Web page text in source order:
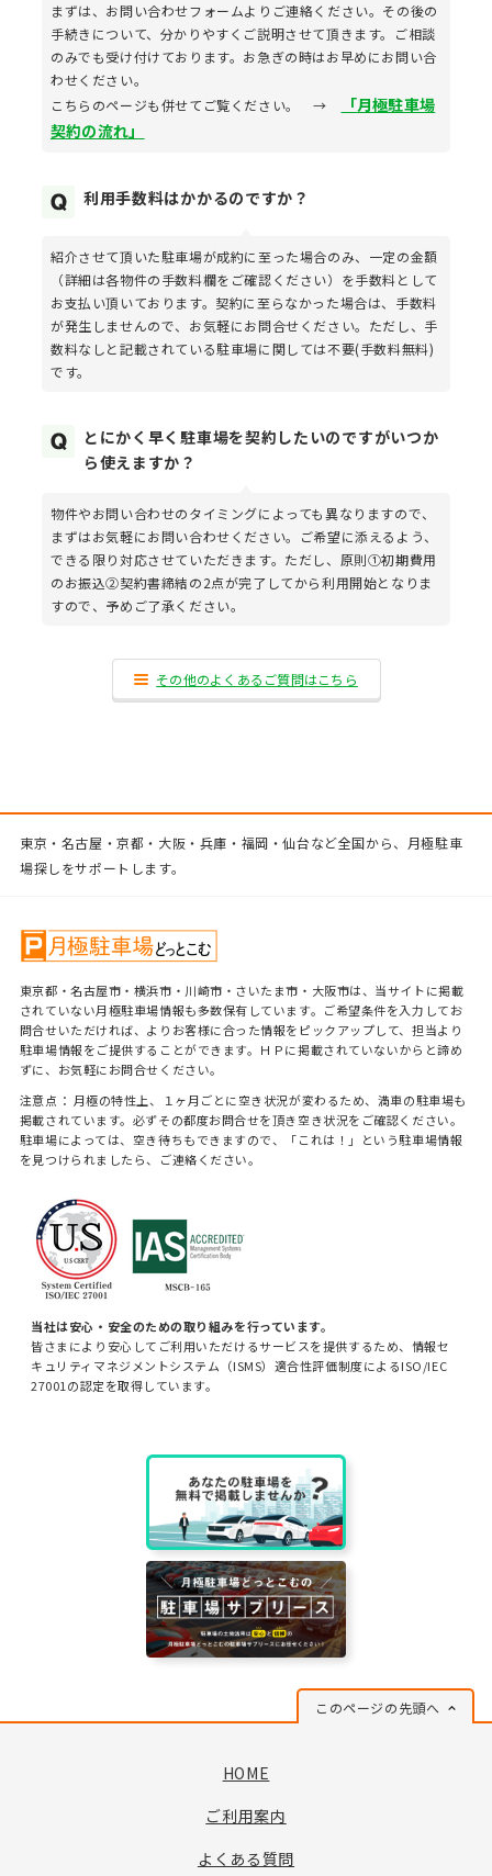
まずは、お問い合わせフォームよりご連絡ください。その後の
手続きについて、分かりやすくご説明させて頂きます。ご相談
のみでも受け付けております。お急ぎの時はお早めにお問い合
わせください。
こちらのページも併せてご覧ください。 →
「月極駐車場
契約の流れ」
利用手数料はかかるのですか？
紹介させて頂いた駐車場が成約に至った場合のみ、一定の金額
（詳細は各物件の手数料欄をご確認ください）を手数料として
お支払い頂いております。契約に至らなかった場合は、手数料
が発生しませんので、お気軽にお問合せください。ただし、手
数料なしと記載されている駐車場に関しては不要(手数料無料)
です。
とにかく早く駐車場を契約したいのですがいつか
ら使えますか？
物件やお問い合わせのタイミングによっても異なりますので、
まずはお気軽にお問い合わせください。ご希望に添えるよう、
できる限り対応させていただきます。ただし、原則①初期費用
のお振込②契約書締結の2点が完了してから利用開始となりま
すので、予めご了承ください。
その他のよくあるご質問はこちら
東京・名古屋・京都・大阪・兵庫・福岡・仙台など全国から、月極駐車
場探しをサポートします。
東京都・名古屋市・横浜市・川崎市・さいたま市・大阪市は、当サイトに掲載
されていない月極駐車場情報も多数保有しています。ご希望条件を入力してお
問合せいただければ、よりお客様に合った情報をピックアップして、担当より
駐車場情報をご提供することができます。ＨＰに掲載されていないからと諦め
ずに、お気軽にお問合せください。
注意点： 月極の特性上、１ヶ月ごとに空き状況が変わるため、満車の駐車場も
掲載されています。必ずその都度お問合せを頂き空き状況をご確認ください。
駐車場によっては、空き待ちもできますので、「これは！」という駐車場情報
を見つけられましたら、ご連絡ください。
当社は安心・安全のための取り組みを行っています。
皆さまにより安心してご利用いただけるサービスを提供するため、情報セ
キュリティマネジメントシステム（ISMS）適合性評価制度によるISO/IEC
27001の認定を取得しています。
このページの先頭へ
HOME
ご利用案内
よくある質問